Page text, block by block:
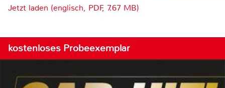
Jetzt laden (englisch, PDF, 7.67 MB)
kostenloses Probeexemplar